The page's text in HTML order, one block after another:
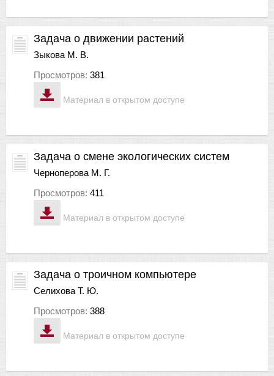
Материал в открытом доступе
Задача о движении растений
Зыкова М. В.
Просмотров: 381
Материал в открытом доступе
Задача о смене экологических систем
Черноперова М. Г.
Просмотров: 411
Материал в открытом доступе
Задача о троичном компьютере
Селихова Т. Ю.
Просмотров: 388